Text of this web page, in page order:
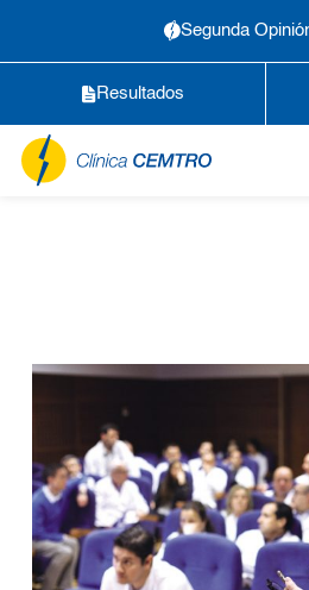
Segunda
Resultados